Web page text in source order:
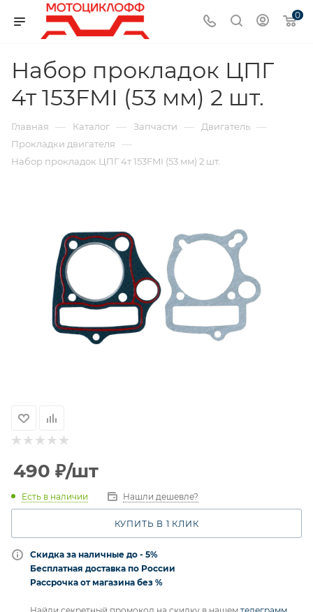
0
Набор прокладок ЦПГ
4т 153FMI (53 мм) 2 шт.
Главная — Каталог — Запчасти — Двигатель —
Прокладки двигателя —
Набор прокладок ЦПГ 4т 153FMI (53 мм) 2 шт.
490 ₽/шт
Есть в наличии Нашли дешевле?
КУПИТЬ В 1 КЛИК
Скидка за наличные до - 5%
Бесплатная доставка по России
Рассрочка от магазина без %